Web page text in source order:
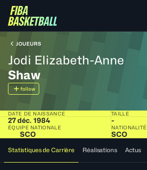
JOUEURS
Jodi Elizabeth-Anne
Shaw
follow
DATE DE NAISSANCE
27 déc. 1984
TAILLE
-
ÉQUIPE NATIONALE
SCO
NATIONALITÉ
SCO
Statistiques de Carrière Réalisations Actus